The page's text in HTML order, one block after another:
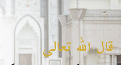
قال الله تعالى